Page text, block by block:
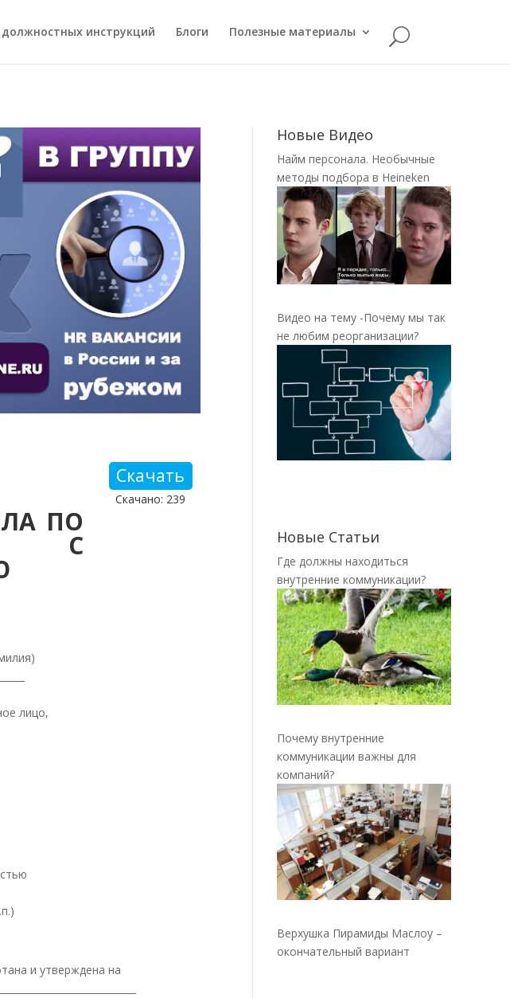
должностных инструкций Блоги Полезные материалы
ПО
С
Скачать
Скачано: 239
лицо,
и утверждена на
Новые Видео
Найм персонала. Необычные
методы подбора в Heineken
Видео на тему -Почему мы так
не любим реорганизации?
Новые Статьи
Где должны находиться
внутренние коммуникации?
Почему внутренние
коммуникации важны для
компаний?
Верхушка Пирамиды Маслоу –
окончательный вариант